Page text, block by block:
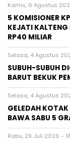
Kamis, 6 Agustus
5 KOMISIONER
KEJATI
RP40 MILIAR
Selasa, 4 Agustus
SUBUH-SUBUH
BARUT BEKUK
Selasa, 4 Agustus
GELEDAH
BAWA SABU 5
Rabu, 29 Juli 2026 -